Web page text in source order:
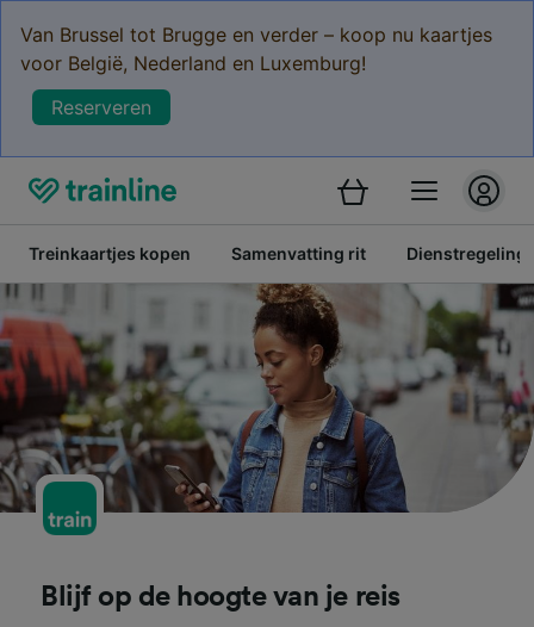
Van Brussel tot Brugge en verder – koop nu kaartjes
voor België, Nederland en Luxemburg!
Reserveren
Treinkaartjes kopen Samenvatting rit Dienstregeling
Blijf op de hoogte van je reis